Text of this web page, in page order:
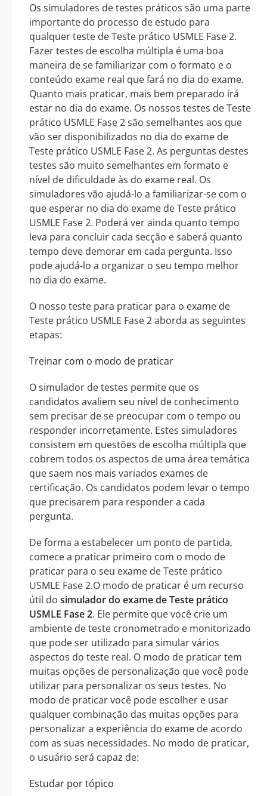
Os simuladores de testes práticos são uma parte
importante do processo de estudo para
qualquer teste de Teste prático USMLE Fase 2.
Fazer testes de escolha múltipla é uma boa
maneira de se familiarizar com o formato e o
conteúdo exame real que fará no dia do exame.
Quanto mais praticar, mais bem preparado irá
estar no dia do exame. Os nossos testes de Teste
prático USMLE Fase 2 são semelhantes aos que
vão ser disponibilizados no dia do exame de
Teste prático USMLE Fase 2. As perguntas destes
testes são muito semelhantes em formato e
nível de dificuldade às do exame real. Os
simuladores vão ajudá-lo a familiarizar-se com o
que esperar no dia do exame de Teste prático
USMLE Fase 2. Poderá ver ainda quanto tempo
leva para concluir cada secção e saberá quanto
tempo deve demorar em cada pergunta. Isso
pode ajudá-lo a organizar o seu tempo melhor
no dia do exame.
O nosso teste para praticar para o exame de
Teste prático USMLE Fase 2 aborda as seguintes
etapas:
Treinar com o modo de praticar
O simulador de testes permite que os
candidatos avaliem seu nível de conhecimento
sem precisar de se preocupar com o tempo ou
responder incorretamente. Estes simuladores
consistem em questões de escolha múltipla que
cobrem todos os aspectos de uma área temática
que saem nos mais variados exames de
certificação. Os candidatos podem levar o tempo
que precisarem para responder a cada
pergunta.
De forma a estabelecer um ponto de partida,
comece a praticar primeiro com o modo de
praticar para o seu exame de Teste prático
USMLE Fase 2.O modo de praticar é um recurso
útil do simulador do exame de Teste prático
USMLE Fase 2. Ele permite que você crie um
ambiente de teste cronometrado e monitorizado
que pode ser utilizado para simular vários
aspectos do teste real. O modo de praticar tem
muitas opções de personalização que você pode
utilizar para personalizar os seus testes. No
modo de praticar você pode escolher e usar
qualquer combinação das muitas opções para
personalizar a experiência do exame de acordo
com as suas necessidades. No modo de praticar,
o usuário será capaz de:
Estudar por tópico